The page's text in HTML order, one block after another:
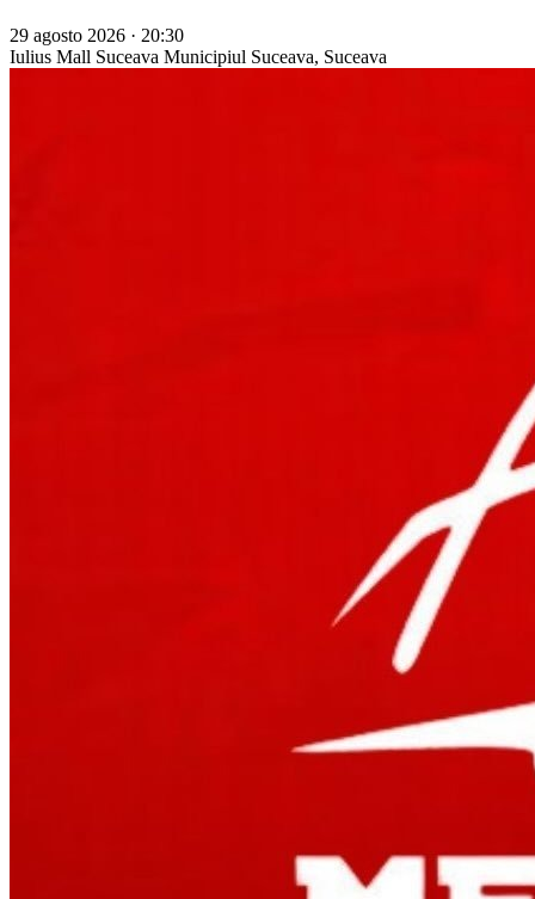
29 agosto 2026 · 20:30
Iulius Mall Suceava Municipiul Suceava, Suceava